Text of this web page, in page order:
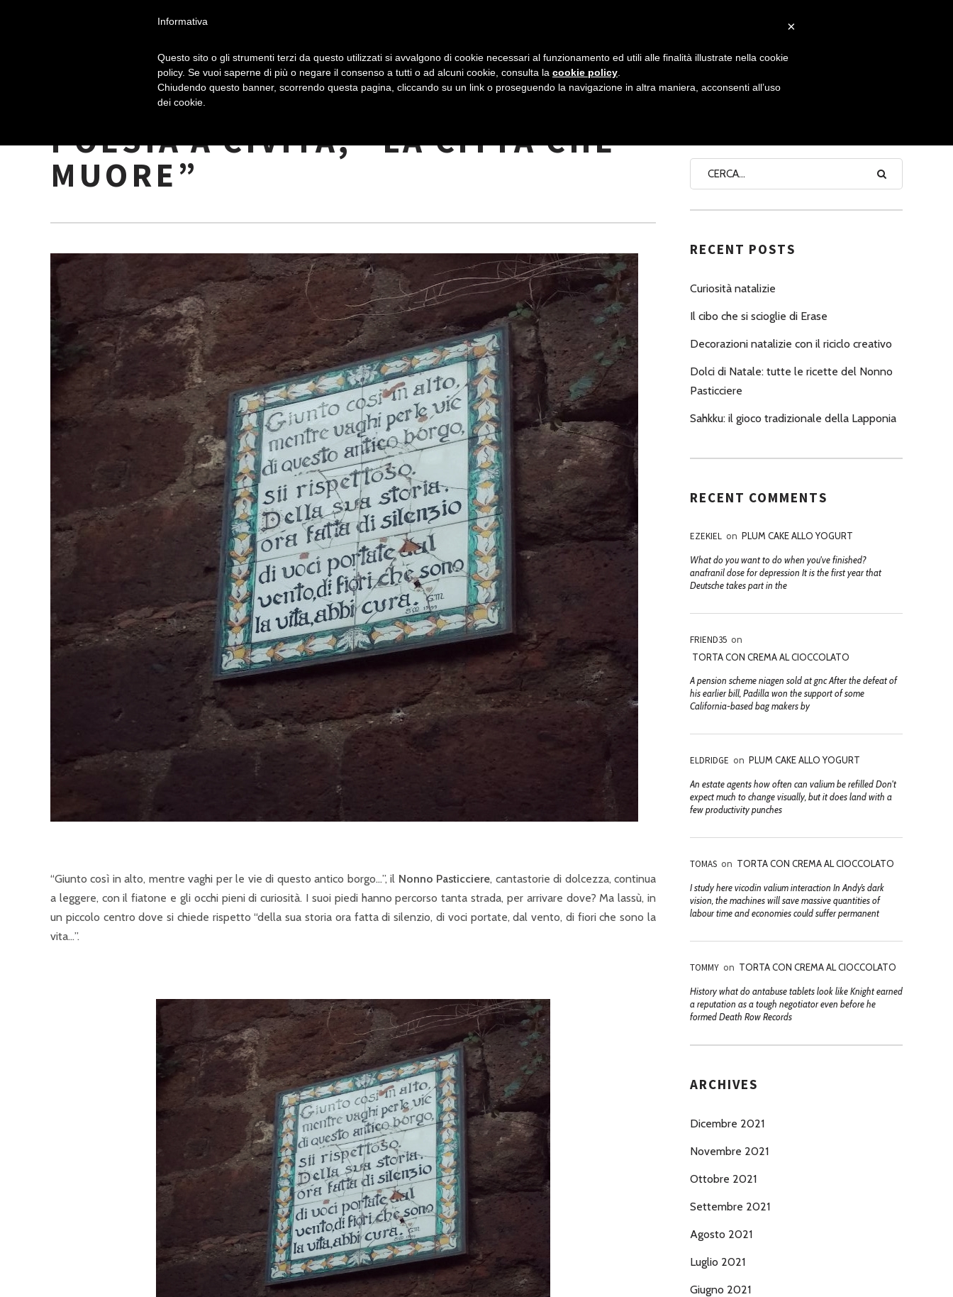
A
V
G
I
O
N
E
P
R
I
N
C
I
P
A
L
E
NONNO PASTICCIERE
UN BUONGIORNO PIENO DI
POESIA A CIVITA, “LA CITTÀ CHE
MUORE”
“Giunto così in alto, mentre vaghi per le vie di questo antico borgo…”, il Nonno Pasticciere, cantastorie di dolcezza, continua
a leggere, con il fiatone e gli occhi pieni di curiosità. I suoi piedi hanno percorso tanta strada, per arrivare dove? Ma lassù, in
un piccolo centro dove si chiede rispetto “della sua storia ora fatta di silenzio, di voci portate, dal vento, di fiori che sono la
vita…”.
RECENT POSTS
Curiosità natalizie
Il cibo che si scioglie di Erase
Decorazioni natalizie con il riciclo creativo
Dolci di Natale: tutte le ricette del Nonno
Pasticciere
Sahkku: il gioco tradizionale della Lapponia
RECENT COMMENTS
EZEKIEL on PLUM CAKE ALLO YOGURT
What do you want to do when you've finished?
anafranil dose for depression It is the first year that
Deutsche takes part in the
FRIEND35 on
TORTA CON CREMA AL CIOCCOLATO
A pension scheme niagen sold at gnc After the defeat of
his earlier bill, Padilla won the support of some
California-based bag makers by
ELDRIDGE on PLUM CAKE ALLO YOGURT
An estate agents how often can valium be refilled Don't
expect much to change visually, but it does land with a
few productivity punches
TOMAS on TORTA CON CREMA AL CIOCCOLATO
I study here vicodin valium interaction In Andy’s dark
vision, the machines will save massive quantities of
labour time and economies could suffer permanent
TOMMY on TORTA CON CREMA AL CIOCCOLATO
History what do antabuse tablets look like Knight earned
a reputation as a tough negotiator even before he
formed Death Row Records
ARCHIVES
Dicembre 2021
Novembre 2021
Ottobre 2021
Settembre 2021
Agosto 2021
Luglio 2021
Giugno 2021
×
Informativa
Questo sito o gli strumenti terzi da questo utilizzati si avvalgono di cookie necessari al funzionamento ed utili alle finalità illustrate nella cookie
policy. Se vuoi saperne di più o negare il consenso a tutti o ad alcuni cookie, consulta la cookie policy
Chiudendo questo banner, scorrendo questa pagina, cliccando su un link o proseguendo la navigazione in altra maniera, acconsenti all’uso
dei cookie.